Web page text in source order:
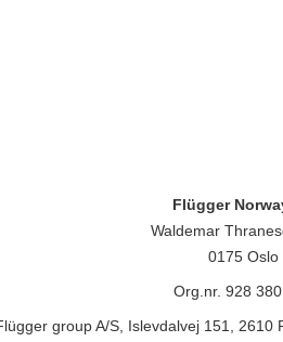
Flügger
Waldemar
0175 Oslo
Org.nr. 928
group A/S, Islevdalvej 151,